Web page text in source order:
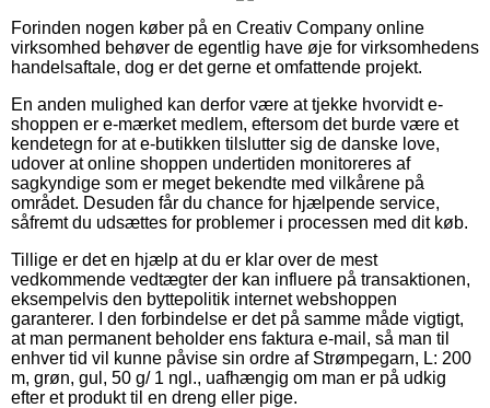
Forinden nogen køber på en Creativ Company online
virksomhed behøver de egentlig have øje for virksomhedens
handelsaftale, dog er det gerne et omfattende projekt.
En anden mulighed kan derfor være at tjekke hvorvidt e-
shoppen er e-mærket medlem, eftersom det burde være et
kendetegn for at e-butikken tilslutter sig de danske love,
udover at online shoppen undertiden monitoreres af
sagkyndige som er meget bekendte med vilkårene på
området. Desuden får du chance for hjælpende service,
såfremt du udsættes for problemer i processen med dit køb.
Tillige er det en hjælp at du er klar over de mest
vedkommende vedtægter der kan influere på transaktionen,
eksempelvis den byttepolitik internet webshoppen
garanterer. I den forbindelse er det på samme måde vigtigt,
at man permanent beholder ens faktura e-mail, så man til
enhver tid vil kunne påvise sin ordre af Strømpegarn, L: 200
m, grøn, gul, 50 g/ 1 ngl., uafhængig om man er på udkig
efter et produkt til en dreng eller pige.